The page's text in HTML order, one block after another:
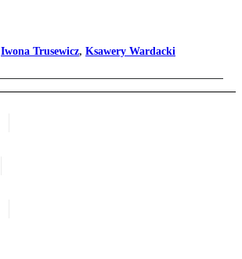
Iwona Trusewicz, Ksawery Wardacki